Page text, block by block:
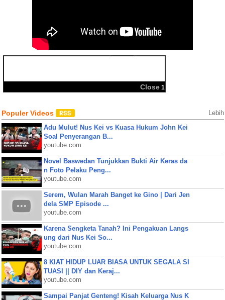
BBM
Populer Videos Lebih
Adu Mulut! Nus Kei vs Kuasa Hukum John Kei
Soal Penyerangan B...
youtube.com
Novel Baswedan Tunjukkan Bukti Air Keras da
n Foto Pelaku Peng...
youtube.com
Serem, Wulan Marah Banget ke Gino | Dari Jen
dela SMP Episode ...
youtube.com
Karena Sengketa Tanah? Ini Pengakuan Langs
ung dari Nus Kei So...
youtube.com
8 KIAT HIDUP LUAR BIASA UNTUK SEGALA SI
TUASI || DIY dan Keraj...
youtube.com
Sampai Panjat Genteng! Kisah Keluarga Nus K